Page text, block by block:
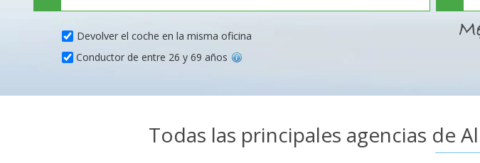
Devolver el coche en la misma oficina
Conductor de entre 26 y 69 años
Todas las principales agencias de